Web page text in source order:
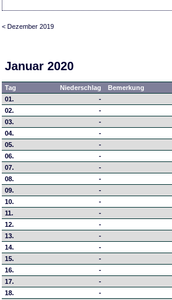
< Dezember 2019
Januar 2020
Tag Niederschlag Bemerkung
01.
-
02.
-
03.
-
04.
-
05.
-
06.
-
07.
-
08.
-
09.
-
10.
-
11.
-
12.
-
13.
-
14.
-
15.
-
16.
-
17.
-
18.
-